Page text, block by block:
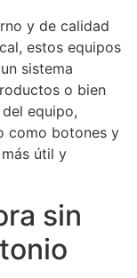
y de calidad
estos equipos
sistema
o bien
equipo,
como botones y
útil y
sin